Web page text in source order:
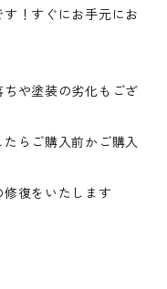
！すぐにお手元にお
や塗装の劣化もござ
らご購入前かご購入
復をいたします